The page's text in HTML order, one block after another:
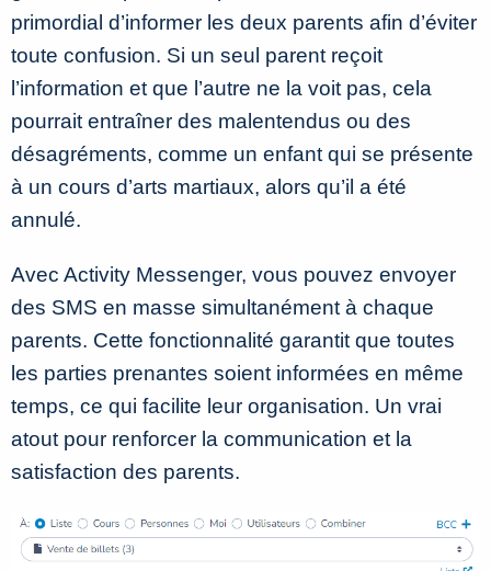
primordial d’informer les deux parents afin d’éviter
toute confusion. Si un seul parent reçoit
l’information et que l’autre ne la voit pas, cela
pourrait entraîner des malentendus ou des
désagréments, comme un enfant qui se présente
à un cours d’arts martiaux, alors qu’il a été
annulé.
Avec Activity Messenger, vous pouvez envoyer
des SMS en masse simultanément à chaque
parents. Cette fonctionnalité garantit que toutes
les parties prenantes soient informées en même
temps, ce qui facilite leur organisation. Un vrai
atout pour renforcer la communication et la
satisfaction des parents.